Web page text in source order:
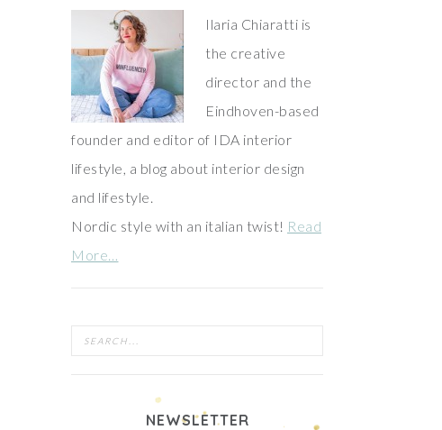
Ilaria Chiaratti is
the creative
director and the
Eindhoven-based
founder and editor of IDA interior
lifestyle, a blog about interior design
and lifestyle.
Nordic style with an italian twist! Read
More…
NEWSLETTER